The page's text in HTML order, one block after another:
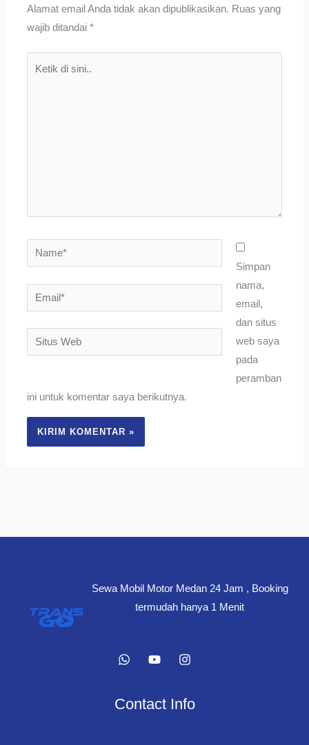
Alamat email Anda tidak akan dipublikasikan. Ruas yang
wajib ditandai*
Name*
Email*
Situs
Web
Simpan
nama,
email,
dan situs
web saya
pada
peramban
ini untuk komentar saya berikutnya.
Sewa Mobil Motor Medan 24 Jam , Booking
termudah hanya 1 Menit
Contact Info